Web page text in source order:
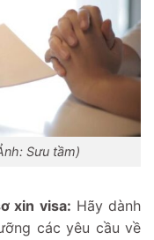
Sưu tầm)
xin visa: Hãy dành
các yêu cầu về